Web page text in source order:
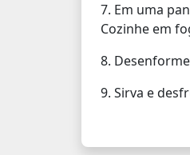
7. Em uma
Cozinhe em
8.
9. Sirva e